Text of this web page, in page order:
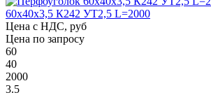
60х40х3,5 К242 УТ2,5 L=2000
Цена с НДС, руб
Цена по запросу
60
40
2000
3.5